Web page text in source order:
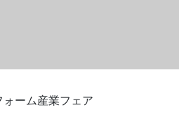
ーム産業フェア